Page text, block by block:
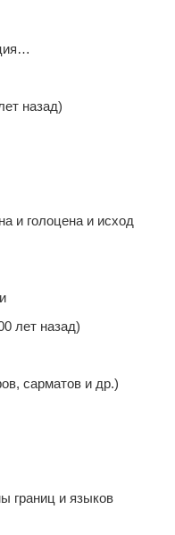
назад)
и голоцена и исход
лет назад)
сарматов и др.)
границ и языков